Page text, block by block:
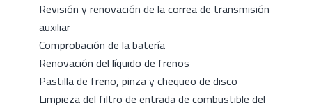
Revisión y renovación de la correa de transmisión
auxiliar
Comprobación de la batería
Renovación del líquido de frenos
Pastilla de freno, pinza y chequeo de disco
Limpieza del filtro de entrada de combustible del